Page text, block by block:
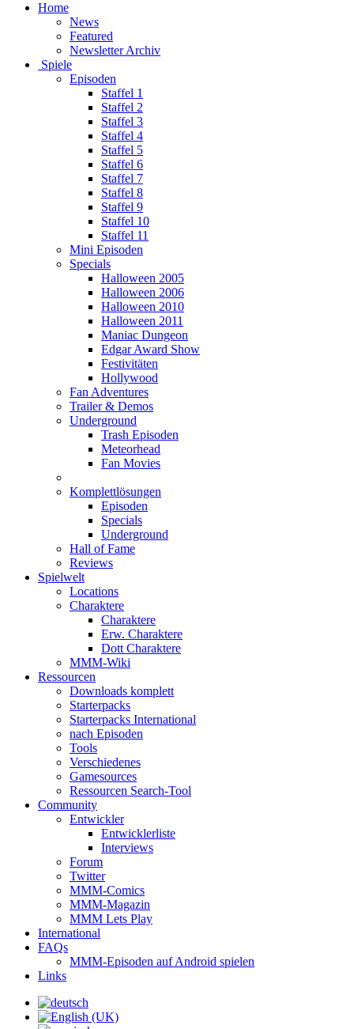
Home
News
Featured
Newsletter Archiv
Spiele
Episoden
Staffel 1
Staffel 2
Staffel 3
Staffel 4
Staffel 5
Staffel 6
Staffel 7
Staffel 8
Staffel 9
Staffel 10
Staffel 11
Mini Episoden
Specials
Halloween 2005
Halloween 2006
Halloween 2010
Halloween 2011
Maniac Dungeon
Edgar Award Show
Festivitäten
Hollywood
Fan Adventures
Trailer & Demos
Underground
Trash Episoden
Meteorhead
Fan Movies
Komplettlösungen
Episoden
Specials
Underground
Hall of Fame
Reviews
Spielwelt
Locations
Charaktere
Charaktere
Erw. Charaktere
Dott Charaktere
MMM-Wiki
Ressourcen
Downloads komplett
Starterpacks
Starterpacks International
nach Episoden
Tools
Verschiedenes
Gamesources
Ressourcen Search-Tool
Community
Entwickler
Entwicklerliste
Interviews
Forum
Twitter
MMM-Comics
MMM-Magazin
MMM Lets Play
International
FAQs
MMM-Episoden auf Android spielen
Links